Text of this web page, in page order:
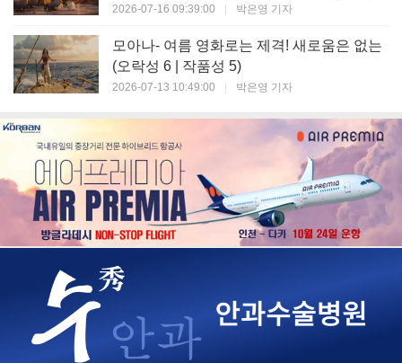
7 | 작품성 6)
2026-07-16 09:39:00 박은영 기자
모아나- 여름 영화로는 제격! 새로움은 없는
(오락성 6 | 작품성 5)
2026-07-13 10:49:00 박은영 기자